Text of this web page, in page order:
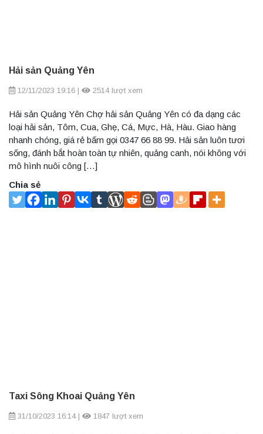
Hải sản Quảng Yên
12/11/2023 19:16 | 2514 lượt xem
Hải sản Quảng Yên Chợ hải sản Quảng Yên có đa dạng các
loại hải sản, Tôm, Cua, Ghẹ, Cá, Mực, Hà, Hàu. Giao hàng
nhanh chóng, giá rẻ bấm gọi 0347 66 88 99. Hải sản luôn tươi
sống, đánh bắt hoàn toàn tự nhiên, quảng canh, nói không với
mô hình nuôi công […]
Chia sẻ
Taxi Sông Khoai Quảng Yên
31/10/2023 16:14| 1847 lượt xem